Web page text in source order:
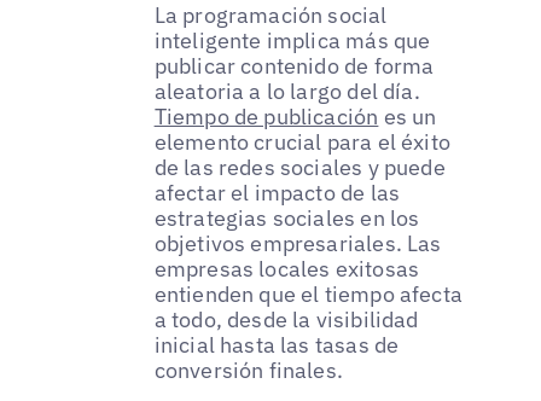
La programación social
inteligente implica más que
publicar contenido de forma
aleatoria a lo largo del día.
Tiempo de publicación es un
elemento crucial para el éxito
de las redes sociales y puede
afectar el impacto de las
estrategias sociales en los
objetivos empresariales. Las
empresas locales exitosas
entienden que el tiempo afecta
a todo, desde la visibilidad
inicial hasta las tasas de
conversión finales.